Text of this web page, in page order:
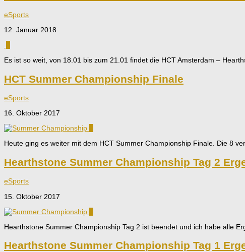
eSports
12. Januar 2018
Es ist so weit, von 18.01 bis zum 21.01 findet die HCT Amsterdam –
HCT Summer Championship Finale
eSports
16. Oktober 2017
Heute ging es weiter mit dem HCT Summer Championship Finale. Die 8
Hearthstone Summer Championship Tag 2
eSports
15. Oktober 2017
Hearthstone Summer Championship Tag 2 ist beendet und ich habe alle
Hearthstone Summer Championship Tag 1